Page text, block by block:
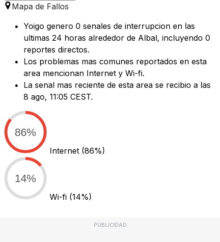
Mapa de Fallos
Yoigo genero 0 senales de interrupcion en las
ultimas 24 horas alrededor de Albal, incluyendo 0
reportes directos.
Los problemas mas comunes reportados en esta
area mencionan Internet y Wi-fi.
La senal mas reciente de esta area se recibio a las
8 ago, 11:05 CEST.
86%
Internet (86%)
14%
Wi-fi (14%)
PUBLICIDAD